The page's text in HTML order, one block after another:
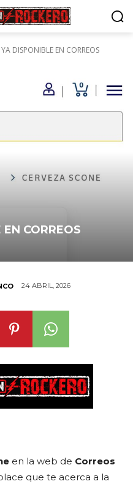
DISPONIBLE EN CORREOS
CORREOS
24 ABRIL, 2026
en la web de Correos
que te acerca a la